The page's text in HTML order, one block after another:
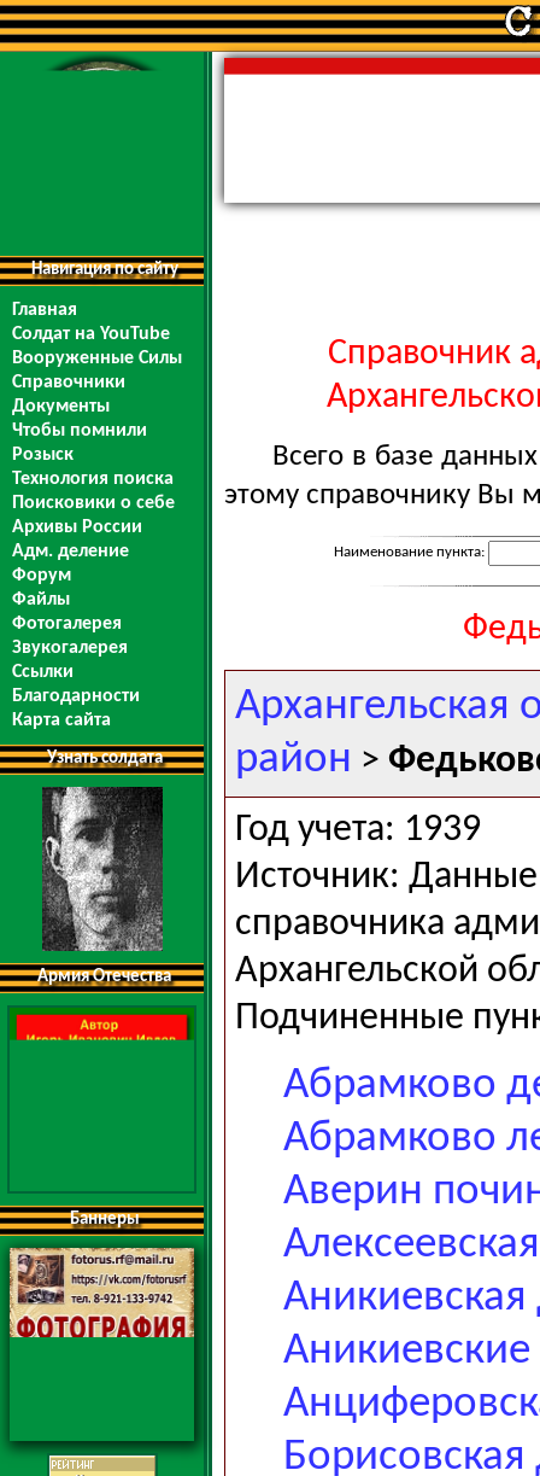
Навигация по сайту
Главная
Солдат на YouTube
Вооруженные Силы
Справочники
Документы
Чтобы помнили
Розыск
Технология поиска
Поисковики о себе
Архивы России
Адм. деление
Форум
Файлы
Фотогалерея
Звукогалерея
Ссылки
Благодарности
Карта сайта
Узнать солдата
Армия Отечества
Баннеры
Справочник
Всего в базе
этому справочнику Вы
Наименование пункта:
Архангельская
район >
Год учета: 1939
Источник:
справочника
Архангельской
Подчиненные
Абрамково
Абрамково
Аверин